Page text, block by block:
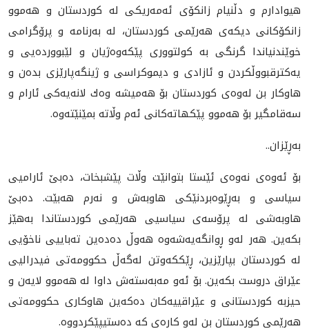
هیوادارم و دڵنیام زانكۆی ئەمەریكی لە كوردستان و هەموو
زانكۆكانی دیكەی هەرێمی كوردستان، لە بەرنامە و پرۆگرامی
خوێندنیاندا گرنگی بە كولتووری پێكەوەژیان و لێبووردەیی و
یەكترقبووڵكردن و ئازادی و دیموكراسی و ژینگەپارێزى بدەن و
هاوكار بن لەوەی كوردستان بۆ هەمیشە وه‌ك لانه‌يه‌كى ئارام و
سەقامگیر بۆ هەموو پێكهاته‌كانی ئه‌م وڵاته‌ بمێنێتەوە.
بەڕێزان..
بۆ ئەوەی نەوەی ئێستا بتوانێت وڵات پێشبخات، دەبێ ئارامیی
سیاسی و بەڕێوەبردنێكی هاوبەش و نەرم هەبێت. دەبێ
هاوبەشى لە پرۆسەی سیاسیی هەرێمی كوردستاندا بەهێز
بكەین. هەر لەو ڕوانگەیەشەوە هەوڵ دەدەین تەباییی ناخۆیی
لە كوردستان بپارێزین، ڕێككەوتن لەگەڵ حكوومەتی فیدرالیی
عێراق دروست بكەین. بۆ ئەو مەبەستەش داوا لە هەموو لایەن و
حیزبە كوردستانی و عێراقییەكان دەكەین هاوكاری حكوومه‌تی
هه‌رێمی كوردستان بن له‌و كاره‌ی كه‌ ده‌ستیپێكردووه‌.